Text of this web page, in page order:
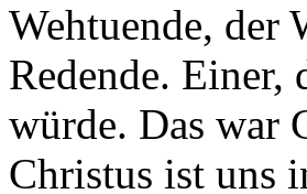
Wehtuende, der
Redende. Einer,
würde. Das war
Christus ist uns